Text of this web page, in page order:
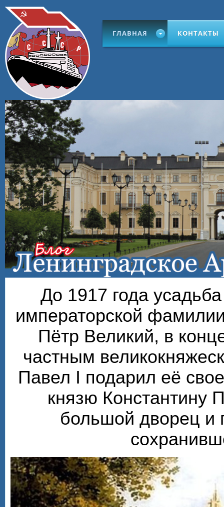
ГЛАВНАЯ КОНТАКТЫ
До 1917 года
императорской
Пётр Великий, в
частным
Павел I подарил её
князю Константину
большой дворец и